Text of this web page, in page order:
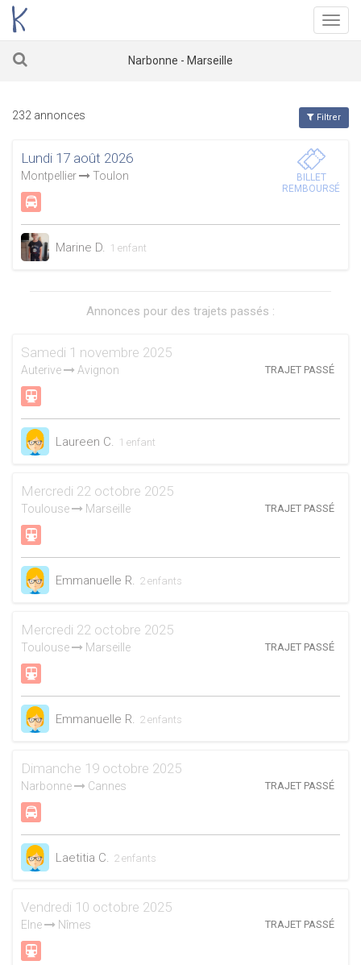
Menu
Narbonne - Marseille
232 annonces Filtrer
Lundi 17 août 2026
Montpellier Toulon
BILLET
REMBOURSÉ
Marine D. 1 enfant
Annonces pour des trajets passés :
Samedi 1 novembre 2025
Auterive Avignon TRAJET PASSÉ
Laureen C. 1 enfant
Mercredi 22 octobre 2025
Toulouse Marseille TRAJET PASSÉ
Emmanuelle R. 2 enfants
Mercredi 22 octobre 2025
Toulouse Marseille TRAJET PASSÉ
Emmanuelle R. 2 enfants
Dimanche 19 octobre 2025
Narbonne Cannes TRAJET PASSÉ
Laetitia C. 2 enfants
Vendredi 10 octobre 2025
Elne Nîmes TRAJET PASSÉ